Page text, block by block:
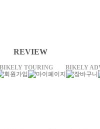
REVIEW
BIKELY TOURING BIKELY